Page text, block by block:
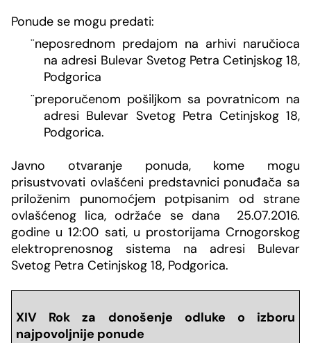
Ponude se mogu predati:
¨neposrednom predajom na arhivi naručioca
na adresi Bulevar Svetog Petra Cetinjskog 18,
Podgorica
¨preporučenom pošiljkom sa povratnicom na
adresi Bulevar Svetog Petra Cetinjskog 18,
Podgorica.
Javno otvaranje ponuda, kome mogu
prisustvovati ovlašćeni predstavnici ponuđača sa
priloženim punomoćjem potpisanim od strane
ovlašćenog lica, održaće se dana 25.07.2016.
godine u 12:00 sati, u prostorijama Crnogorskog
elektroprenosnog sistema na adresi Bulevar
Svetog Petra Cetinjskog 18, Podgorica.
XIV Rok za donošenje odluke o izboru
najpovoljnije ponude